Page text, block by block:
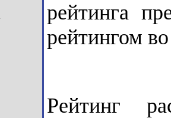
рейтинга
рейтингом
Рейтинг